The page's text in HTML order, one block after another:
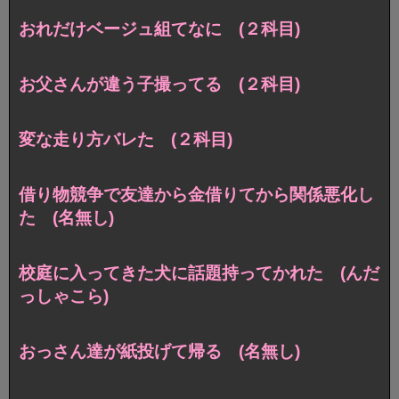
おれだけベージュ組てなに (２科目)
お父さんが違う子撮ってる (２科目)
変な走り方バレた (２科目)
借り物競争で友達から金借りてから関係悪化し
た (名無し)
校庭に入ってきた犬に話題持ってかれた (んだ
っしゃこら)
おっさん達が紙投げて帰る (名無し)